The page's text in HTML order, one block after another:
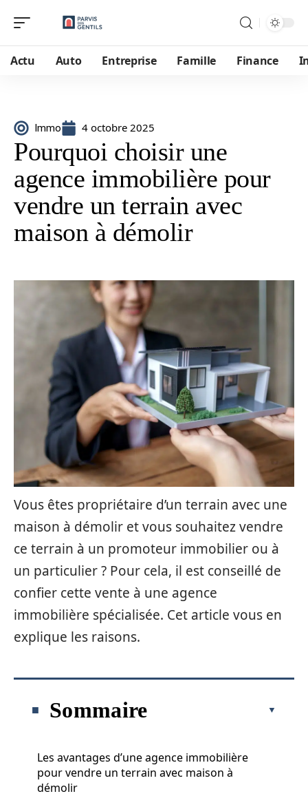
Actu Auto Entreprise Famille Finance
Immo 4 octobre 2025
Pourquoi choisir une
agence immobilière pour
vendre un terrain avec
maison à démolir
Vous êtes propriétaire d’un terrain avec une
maison à démolir et vous souhaitez vendre
ce terrain à un promoteur immobilier ou à
un particulier ? Pour cela, il est conseillé de
confier cette vente à une agence
immobilière spécialisée. Cet article vous en
explique les raisons.
Sommaire
Les avantages d’une agence immobilière
pour vendre un terrain avec maison à
démolir